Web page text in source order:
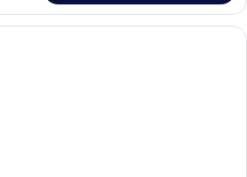
Executive King Room | Peralatan